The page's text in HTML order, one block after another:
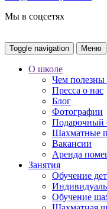
Мы в соцсетях
Toggle navigation Меню
О школе
Чем
Пресса о нас
Блог
Фотографии
Подарочный
Шахматные
Вакансии
Аренда
Занятия
Обучение
Обучение